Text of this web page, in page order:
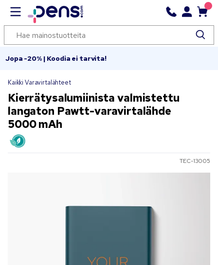
Jopa -20% | Koodia ei tarvita!
Kaikki Varavirtalähteet
Kierrätysalumiinista valmistettu
langaton Pawtt-varavirtalähde
5000 mAh
TEC-13005